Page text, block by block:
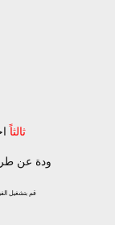
ثالثاً
ودة عن
قم بتشغيل